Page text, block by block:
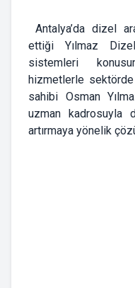
Antalya’da dizel
ettiği Yılmaz
sistemleri
hizmetlerle
sahibi Osman
uzman kadrosuyla
artırmaya yönelik